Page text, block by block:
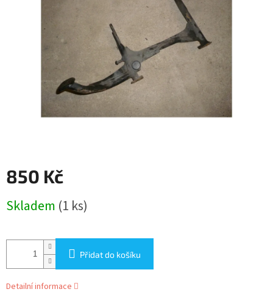
850 Kč
cena:
Skladem (1 ks)
Přidat do košíku
Detailní informace